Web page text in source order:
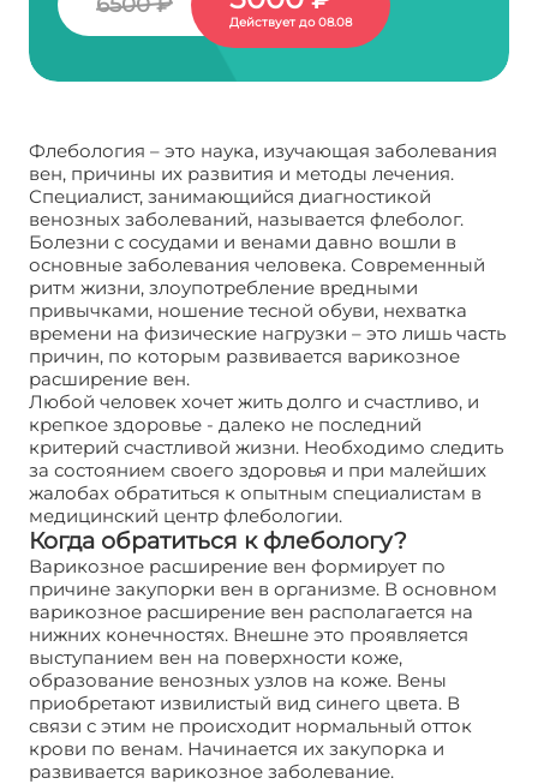
Действует до 08.08
Флебология – это наука, изучающая заболевания
вен, причины их развития и методы лечения.
Специалист, занимающийся диагностикой
венозных заболеваний, называется флеболог.
Болезни с сосудами и венами давно вошли в
основные заболевания человека. Современный
ритм жизни, злоупотребление вредными
привычками, ношение тесной обуви, нехватка
времени на физические нагрузки – это лишь часть
причин, по которым развивается варикозное
расширение вен.
Любой человек хочет жить долго и счастливо, и
крепкое здоровье - далеко не последний
критерий счастливой жизни. Необходимо следить
за состоянием своего здоровья и при малейших
жалобах обратиться к опытным специалистам в
медицинский центр флебологии.
Когда обратиться к флебологу?
Варикозное расширение вен формирует по
причине закупорки вен в организме. В основном
варикозное расширение вен располагается на
нижних конечностях. Внешне это проявляется
выступанием вен на поверхности коже,
образование венозных узлов на коже. Вены
приобретают извилистый вид синего цвета. В
связи с этим не происходит нормальный отток
крови по венам. Начинается их закупорка и
развивается варикозное заболевание.